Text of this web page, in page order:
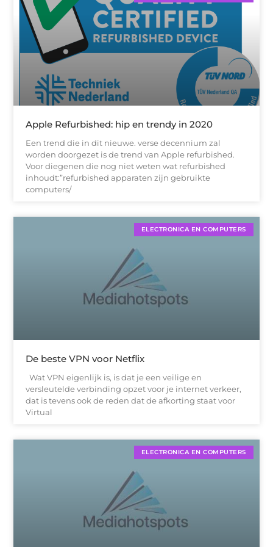
Apple Refurbished: hip en trendy in 2020
Een trend die in dit nieuwe. verse decennium zal
worden doorgezet is de trend van Apple refurbished.
Voor diegenen die nog niet weten wat refurbished
inhoudt:”refurbished apparaten zijn gebruikte
computers/
ELECTRONICA EN COMPUTERS
De beste VPN voor Netflix
Wat VPN eigenlijk is, is dat je een veilige en
versleutelde verbinding opzet voor je internet verkeer,
dat is tevens ook de reden dat de afkorting staat voor
Virtual
ELECTRONICA EN COMPUTERS